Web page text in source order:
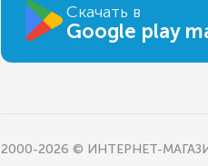
Скачать в
Google play
2000-2026 © ИНТЕРНЕТ-